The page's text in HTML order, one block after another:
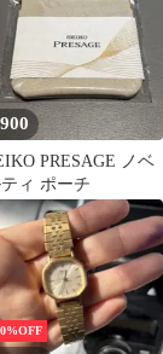
900
PRESAGE ノベ
ティ ポーチ